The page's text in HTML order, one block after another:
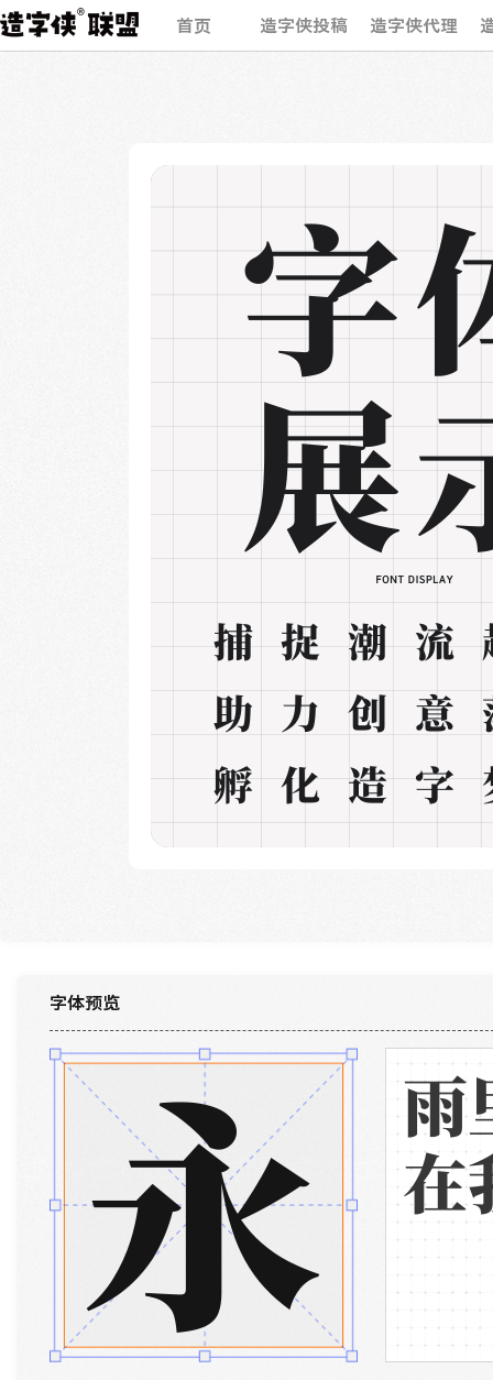
首页 造字侠投稿 造字侠代理
字
展
捕捉潮
助力创
孵化造
字体预览
永
雨
在